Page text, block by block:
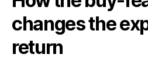
changes the
return